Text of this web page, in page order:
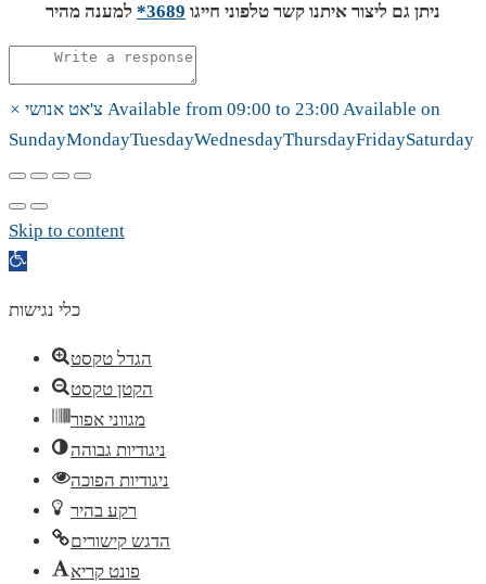
ניתן גם ליצור איתנו קשר טלפוני חייגו 3689* למענה מהיר
× צ'אט אנושי Available from 09:00 to 23:00 Available on
SundayMondayTuesdayWednesdayThursdayFridaySaturday
Skip to content
Open
כלי נגישות
הגדל טקסט
הקטן טקסט
מגווני אפור
ניגודיות גבוהה
ניגודיות הפוכה
רקע בהיר
הדגש קישורים
פונט קריא